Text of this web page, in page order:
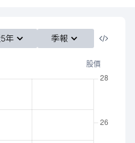
年 季報